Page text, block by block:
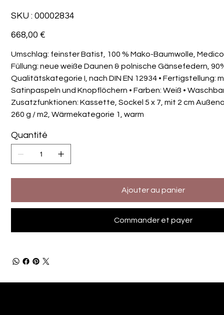
SKU : SKU
00002834
00002834
Prix
668,00 €
Umschlag: feinster Batist, 100 % Mako-Baumwolle,
Füllung: neue weiße Daunen & polnische Gänsefedern,
Qualitätskategorie I, nach DIN EN 12934 • Fertigstellung:
Satinpaspeln und Knopflöchern • Farben: Weiß •
Zusatzfunktionen: Kassette, Sockel 5 x 7, mit 2 cm
260 g / m2, Wärmekategorie 1, warm
Quantité
Ajouter au panier
Commander et payer